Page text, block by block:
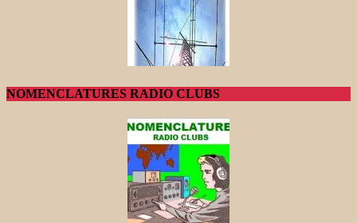
NOMENCLATURES RADIO CLUBS